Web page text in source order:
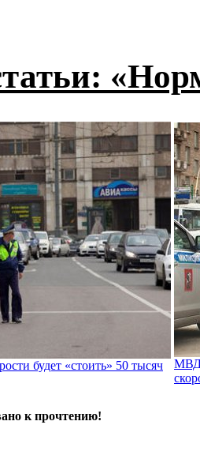
будет «стоить» 50 тысяч
МВД
к прочтению!